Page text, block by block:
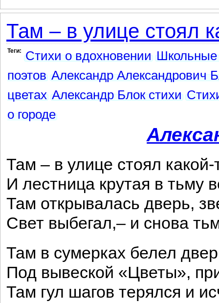
Там – в улице стоял
Теги: Стихи о вдохновении Школьные
поэтов Александр Александрович
цветах Александр Блок стихи
о городе
Там – в улице стоял
И лестница крутая в тьму
Там открывалась дверь,
Свет выбегал,– и снова
Там в сумерках белел
Под вывеской «Цветы»,
Там гул шагов терялся и